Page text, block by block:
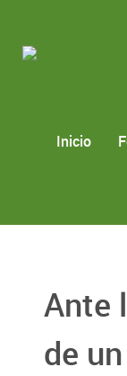
Inicio
Ante
de